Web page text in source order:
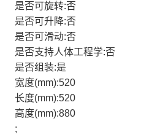
是否可旋转:否
是否可升降:否
是否可滑动:否
是否支持人体工程学:否
是否组装:是
宽度(mm):520
长度(mm):520
高度(mm):880
;